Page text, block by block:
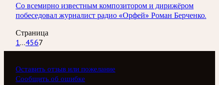
Со всемирно известным композитором и дирижёром
побеседовал журналист радио «Орфей» Роман Берченко.
Страница
1...4567
Оставить отзыв или пожелание
Сообщить об ошибке